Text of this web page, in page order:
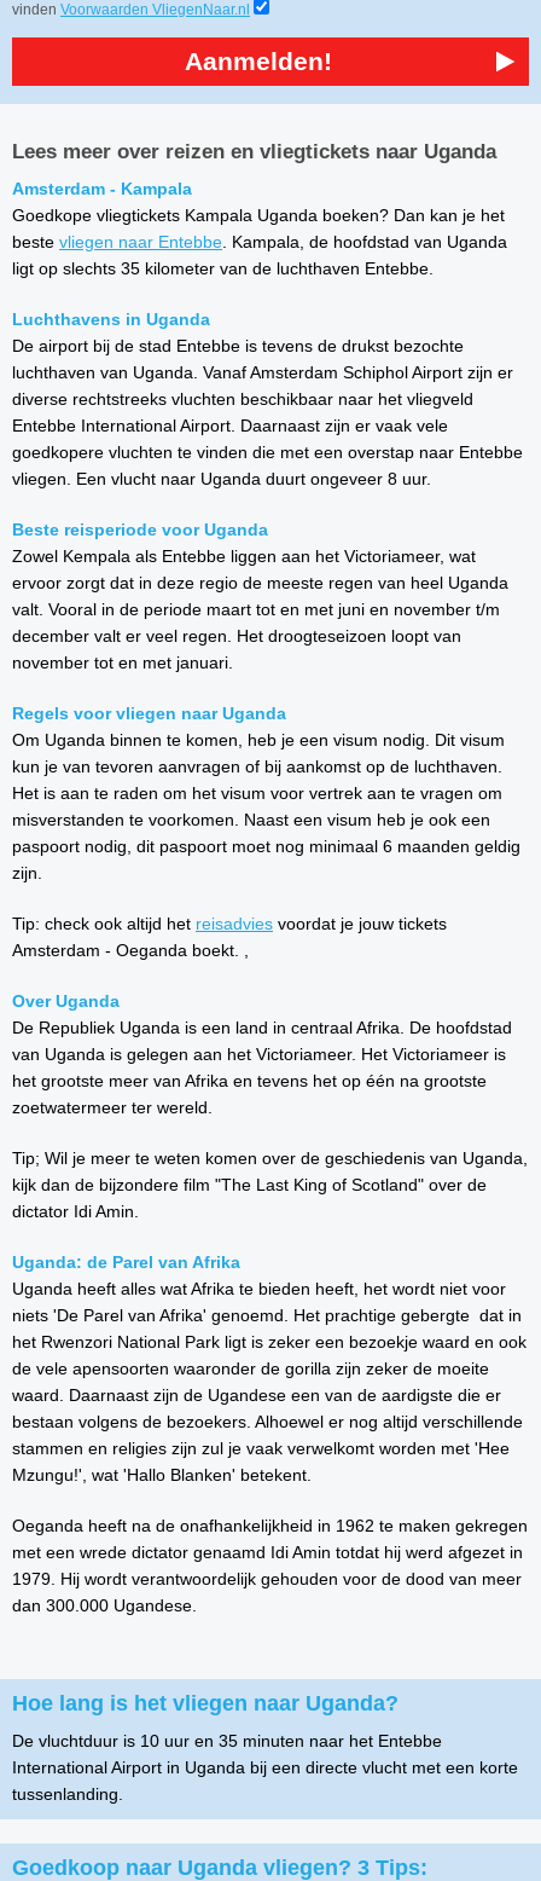
vinden Voorwaarden VliegenNaar.nl
Aanmelden!
Lees meer over reizen en vliegtickets naar Uganda
Amsterdam - Kampala
Goedkope vliegtickets Kampala Uganda boeken? Dan kan je het
beste vliegen naar Entebbe . Kampala, de hoofdstad van Uganda
ligt op slechts 35 kilometer van de luchthaven Entebbe.
Luchthavens in Uganda
De airport bij de stad Entebbe is tevens de drukst bezochte
luchthaven van Uganda. Vanaf Amsterdam Schiphol Airport zijn er
diverse rechtstreeks vluchten beschikbaar naar het vliegveld
Entebbe International Airport. Daarnaast zijn er vaak vele
goedkopere vluchten te vinden die met een overstap naar Entebbe
vliegen. Een vlucht naar Uganda duurt ongeveer 8 uur.
Beste reisperiode voor Uganda
Zowel Kempala als Entebbe liggen aan het Victoriameer, wat
ervoor zorgt dat in deze regio de meeste regen van heel Uganda
valt. Vooral in de periode maart tot en met juni en november t/m
december valt er veel regen. Het droogteseizoen loopt van
november tot en met januari.
Regels voor vliegen naar Uganda
Om Uganda binnen te komen, heb je een visum nodig. Dit visum
kun je van tevoren aanvragen of bij aankomst op de luchthaven.
Het is aan te raden om het visum voor vertrek aan te vragen om
misverstanden te voorkomen. Naast een visum heb je ook een
paspoort nodig, dit paspoort moet nog minimaal 6 maanden geldig
zijn.
Tip: check ook altijd het reisadvies voordat je jouw tickets
Amsterdam - Oeganda boekt. ,
Over Uganda
De Republiek Uganda is een land in centraal Afrika. De hoofdstad
van Uganda is gelegen aan het Victoriameer. Het Victoriameer is
het grootste meer van Afrika en tevens het op één na grootste
zoetwatermeer ter wereld.
Tip; Wil je meer te weten komen over de geschiedenis van Uganda,
kijk dan de bijzondere film "The Last King of Scotland" over de
dictator Idi Amin.
Uganda: de Parel van Afrika
Uganda heeft alles wat Afrika te bieden heeft, het wordt niet voor
niets 'De Parel van Afrika' genoemd. Het prachtige gebergte dat in
het Rwenzori National Park ligt is zeker een bezoekje waard en ook
de vele apensoorten waaronder de gorilla zijn zeker de moeite
waard. Daarnaast zijn de Ugandese een van de aardigste die er
bestaan volgens de bezoekers. Alhoewel er nog altijd verschillende
stammen en religies zijn zul je vaak verwelkomt worden met 'Hee
Mzungu!', wat 'Hallo Blanken' betekent.
Oeganda heeft na de onafhankelijkheid in 1962 te maken gekregen
met een wrede dictator genaamd Idi Amin totdat hij werd afgezet in
1979. Hij wordt verantwoordelijk gehouden voor de dood van meer
dan 300.000 Ugandese.
Hoe lang is het vliegen naar Uganda?
De vluchtduur is 10 uur en 35 minuten naar het Entebbe
International Airport in Uganda bij een directe vlucht met een korte
tussenlanding.
Goedkoop naar Uganda vliegen? 3 Tips: